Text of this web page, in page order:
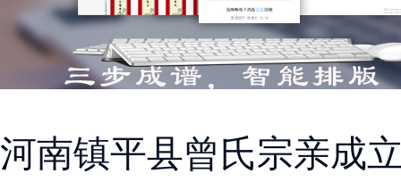
河南镇平县曾氏宗亲成